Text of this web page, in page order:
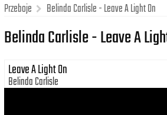
Przeboje Belinda Carlisle - Leave A Light On
Belinda Carlisle - Leave A
Leave A Light On
Belinda Carlisle